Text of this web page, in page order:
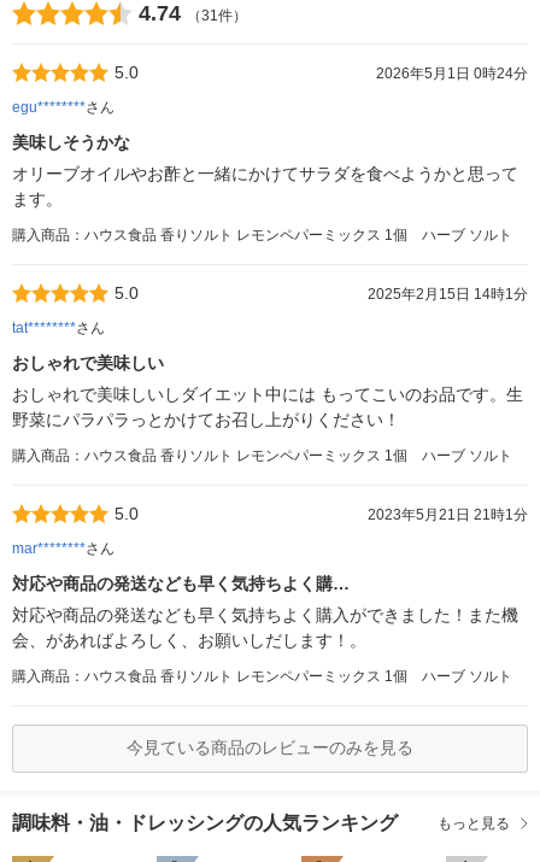
4.74 （31件）
5.0
2026年5月1日 0時24分
egu********さん
美味しそうかな
オリーブオイルやお酢と一緒にかけてサラダを食べようかと思って
ます。
購入商品：ハウス食品 香りソルト レモンペパーミックス 1個 ハーブ ソルト
5.0
2025年2月15日 14時1分
tat********さん
おしゃれで美味しい
おしゃれで美味しいしダイエット中には もってこいのお品です。生
野菜にパラパラっとかけてお召し上がりください！
購入商品：ハウス食品 香りソルト レモンペパーミックス 1個 ハーブ ソルト
5.0
2023年5月21日 21時1分
mar********さん
対応や商品の発送なども早く気持ちよく購…
対応や商品の発送なども早く気持ちよく購入ができました！また機
会、があればよろしく、お願いしだします！。
購入商品：ハウス食品 香りソルト レモンペパーミックス 1個 ハーブ ソルト
今見ている商品のレビューのみを見る
調味料・油・ドレッシングの人気ランキング もっと見る